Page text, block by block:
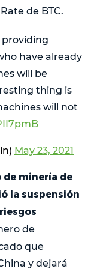
de BTC.
have already
will be
thing is
will not
May 23, 2021
de minería de
la suspensión
de
que
y dejará